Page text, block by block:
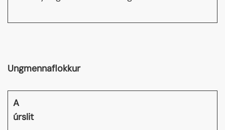
Ungmennaflokkur
A
úrslit